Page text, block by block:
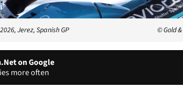
Jerez, Spanish GP © Gold
on Google
more often